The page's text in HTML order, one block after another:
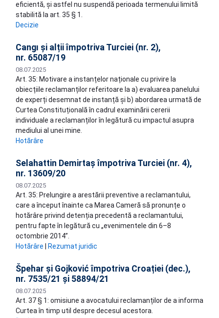
eficientă, și astfel nu suspendă perioada termenului limită
stabilită la art. 35 § 1.
Decizie
Cangı și alții împotriva Turciei (nr. 2),
nr. 65087/19
08.07.2025
Art. 35: Motivare a instanțelor naționale cu privire la
obiecțiile reclamanților referitoare la a) evaluarea panelului
de experți desemnat de instanță și b) abordarea urmată de
Curtea Constituțională în cadrul examinării cererii
individuale a reclamanților în legătură cu impactul asupra
mediului al unei mine.
Hotărâre
Selahattin Demirtaş împotriva Turciei (nr. 4),
nr. 13609/20
08.07.2025
Art. 35: Prelungire a arestării preventive a reclamantului,
care a început înainte ca Marea Cameră să pronunțe o
hotărâre privind detenția precedentă a reclamantului,
pentru fapte în legătură cu „evenimentele din 6–8
octombrie 2014”.
Hotărâre
Rezumat juridic
Špehar și Gojković împotriva Croației (dec.),
nr. 7535/21 și 58894/21
08.07.2025
Art. 37 § 1: omisiune a avocatului reclamanților de a informa
Curtea în timp util despre decesul acestora.